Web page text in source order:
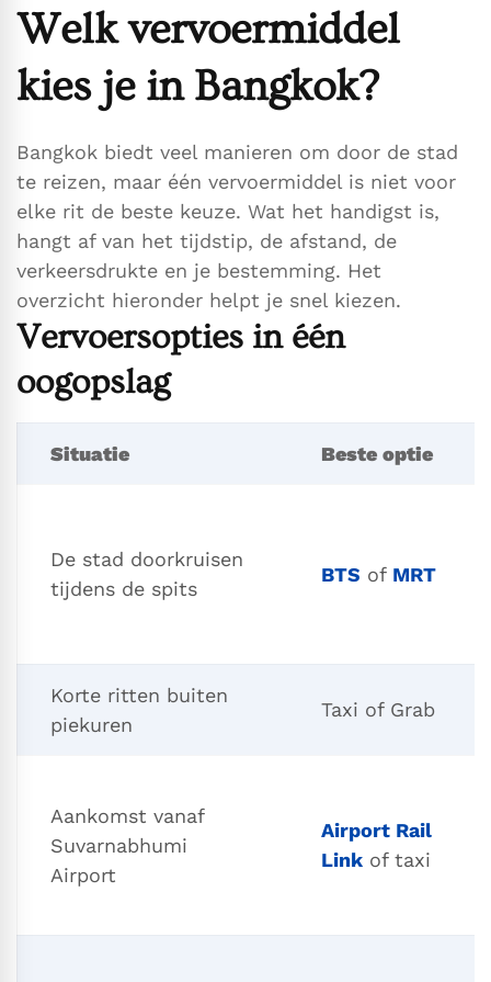
Welk vervoermiddel
kies je in Bangkok?
Bangkok biedt veel manieren om door de stad
te reizen, maar één vervoermiddel is niet voor
elke rit de beste keuze. Wat het handigst is,
hangt af van het tijdstip, de afstand, de
verkeersdrukte en je bestemming. Het
overzicht hieronder helpt je snel kiezen.
Vervoersopties in één
oogopslag
Situatie Beste optie
De stad doorkruisen
tijdens de spits
BTS of MRT
Korte ritten buiten
piekuren
Taxi of Grab
Aankomst vanaf
Suvarnabhumi
Airport
Airport Rail
Link of taxi